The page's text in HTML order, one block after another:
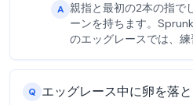
A 親指と最初の2本の指で
ーンを持ちます。
のエッグレースでは、練
Q エッグレース中に卵を落